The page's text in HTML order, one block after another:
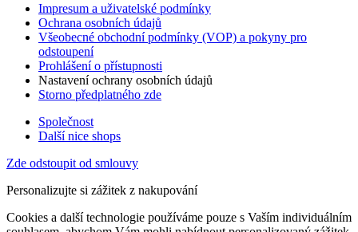
Impresum a uživatelské podmínky
Ochrana osobních údajů
Všeobecné obchodní podmínky (VOP) a pokyny pro
odstoupení
Prohlášení o přístupnosti
Nastavení ochrany osobních údajů
Storno předplatného zde
Společnost
Další nice shops
Zde odstoupit od smlouvy
Personalizujte si zážitek z nakupování
Cookies a další technologie používáme pouze s Vaším individuálním